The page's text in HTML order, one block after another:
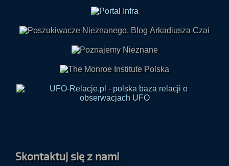
Skontaktuj się z nami